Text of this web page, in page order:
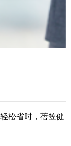
松省时，蓓笠健